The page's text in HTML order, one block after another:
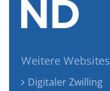
Weitere Websites
Digitaler Zwilling